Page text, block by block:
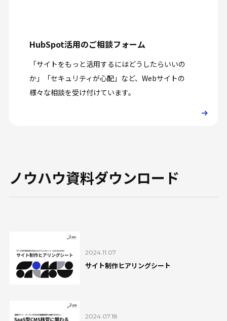
HubSpot活用のご相談フォーム
「サイトをもっと活用するにはどうしたらいいの
か」「セキュリティが心配」など、Webサイトの
様々な相談を受け付けています。
ノウハウ資料ダウンロード
2024.11.07
サイト制作ヒアリングシート
2024.07.18